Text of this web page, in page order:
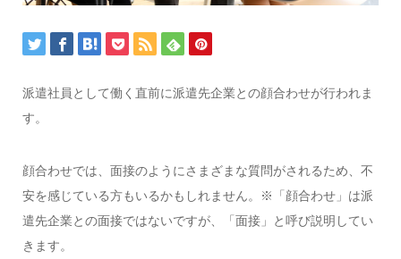
派遣社員として働く直前に派遣先企業との顔合わせが行われま
す。
顔合わせでは、面接のようにさまざまな質問がされるため、不
安を感じている方もいるかもしれません。※「顔合わせ」は派
遣先企業との面接ではないですが、「面接」と呼び説明してい
きます。